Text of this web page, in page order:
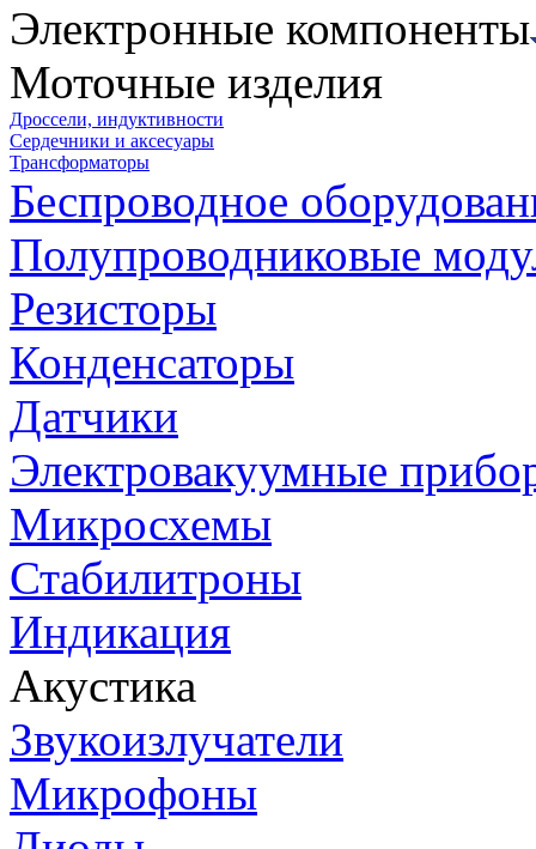
Электронные компоненты
Моточные изделия
Дроссели, индуктивности
Сердечники и аксесуары
Трансформаторы
Беспроводное
Полупроводниковые
Резисторы
Конденсаторы
Датчики
Электровакуумные
Микросхемы
Стабилитроны
Индикация
Акустика
Звукоизлучатели
Микрофоны